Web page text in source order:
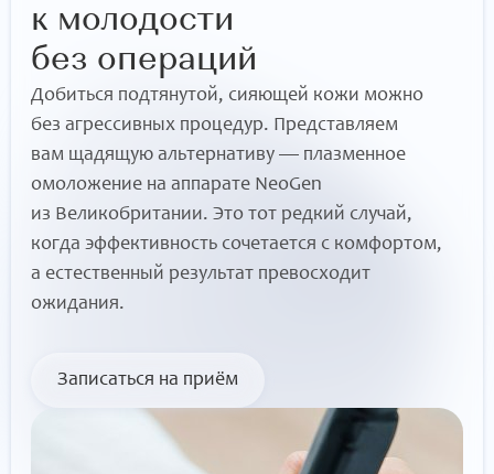
к молодости
без операций
Добиться подтянутой, сияющей кожи можно
без агрессивных процедур. Представляем
вам щадящую альтернативу — плазменное
омоложение на аппарате NeoGen
из Великобритании. Это тот редкий случай,
когда эффективность сочетается с комфортом,
а естественный результат превосходит
ожидания.
Записаться на приём